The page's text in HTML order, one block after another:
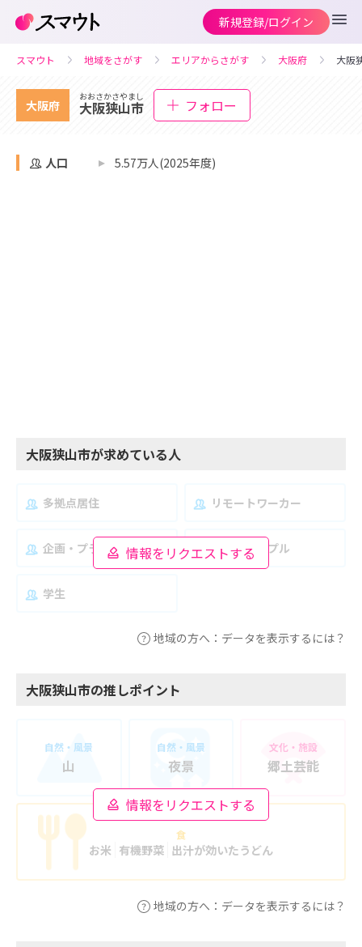
新規登録/ログイン
スマウト 地域をさがす エリアからさがす 大阪府 大阪
大阪府
おおさかさやまし
大阪狭山市 フォロー
人口 5.57万人(2025年度)
大阪狭山市が求めている人
情報をリクエストする
多拠点居住 リモートワーカー
企画・プランナー 夫婦・カップル
学生
地域の方へ：データを表示するには？
大阪狭山市の推しポイント
情報をリクエストする
自然・風景
山
自然・風景
夜景
文化・施設
郷土芸能
食
お米 有機野菜 出汁が効いたうどん
地域の方へ：データを表示するには？